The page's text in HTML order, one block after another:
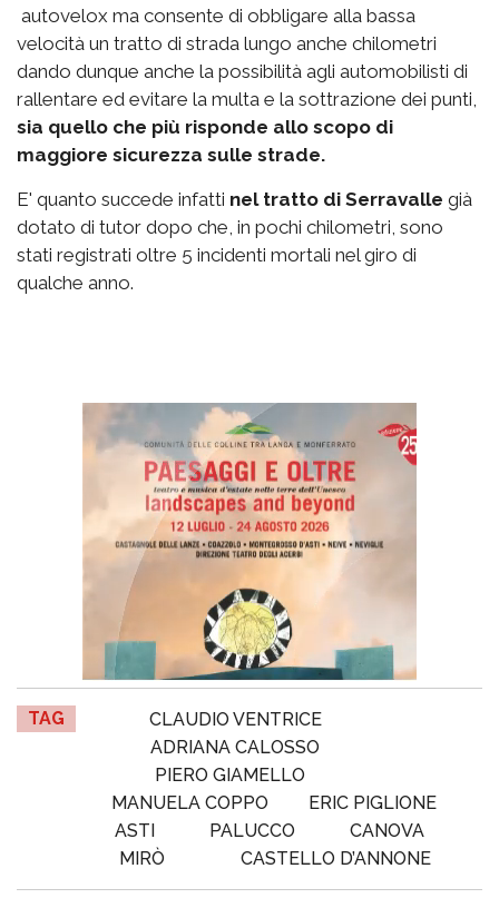
autovelox ma consente di obbligare alla bassa
velocità un tratto di strada lungo anche chilometri
dando dunque anche la possibilità agli automobilisti di
rallentare ed evitare la multa e la sottrazione dei punti,
sia quello che più risponde allo scopo di
maggiore sicurezza sulle strade.
E' quanto succede infatti nel tratto di Serravalle già
dotato di tutor dopo che, in pochi chilometri, sono
stati registrati oltre 5 incidenti mortali nel giro di
qualche anno.
TAG
CLAUDIO VENTRICE
ADRIANA CALOSSO
PIERO GIAMELLO
MANUELA COPPO
ERIC PIGLIONE
ASTI
PALUCCO
CANOVA
MIRÒ
CASTELLO D’ANNONE